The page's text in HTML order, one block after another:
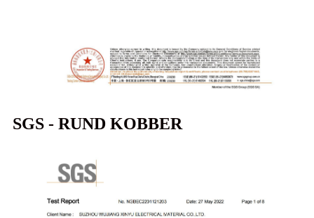
SGS - RUND KOBBER